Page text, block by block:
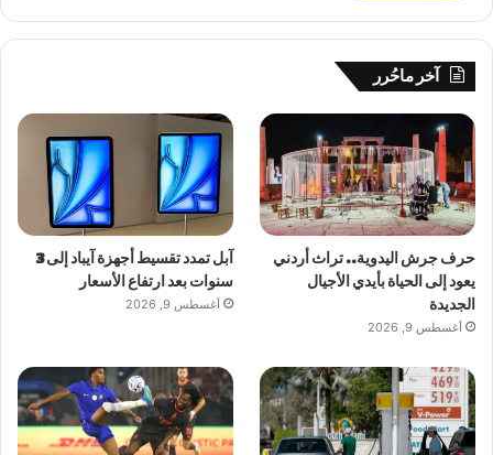
آخر ماحُرر
حرف جرش اليدوية.. تراث أردني
يعود إلى الحياة بأيدي الأجيال
الجديدة
أغسطس 9, 2026
آبل تمدد تقسيط أجهزة آيباد إلى 3
سنوات بعد ارتفاع الأسعار
أغسطس 9, 2026